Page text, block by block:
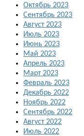
Октябрь 2023
Сентябрь 2023
Август 2023
Июль 2023
Июнь 2023
Май 2023
Апрель 2023
Март 2023
Февраль 2023
Декабрь 2022
Ноябрь 2022
Сентябрь 2022
Август 2022
Июль 2022